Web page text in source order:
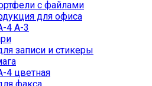
с файлами
для офиса
4 А-3
записи и стикеры
4 цветная